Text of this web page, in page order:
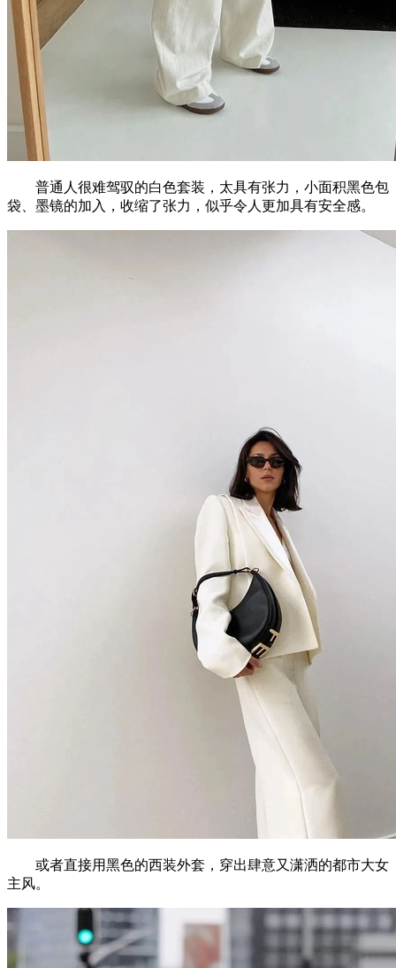
普通人很难驾驭的白色套装，太具有张力，小面积黑色包
袋、墨镜的加入，收缩了张力，似乎令人更加具有安全感。
或者直接用黑色的西装外套，穿出肆意又潇洒的都市大女
主风。